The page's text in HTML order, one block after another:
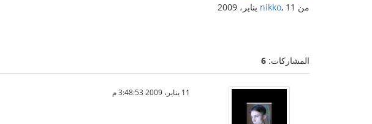
من nikko, 11 يناير، 2009
المشاركات: 6
11 يناير، 2009 3:48:53 م